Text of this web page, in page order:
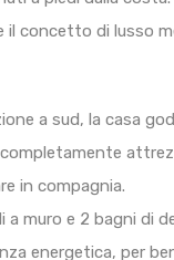
il concetto di lusso
a sud, la casa
completamente
in compagnia.
muro e 2 bagni di
energetica, per